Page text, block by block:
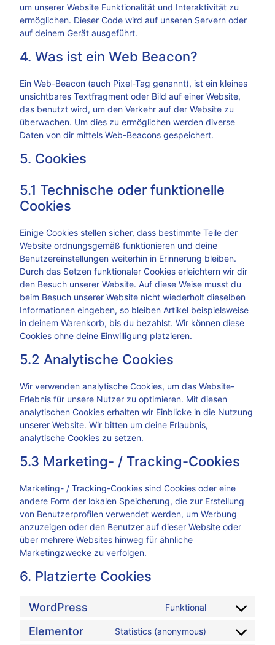
um unserer Website Funktionalität und Interaktivität zu
ermöglichen. Dieser Code wird auf unseren Servern oder
auf deinem Gerät ausgeführt.
4. Was ist ein Web Beacon?
Ein Web-Beacon (auch Pixel-Tag genannt), ist ein kleines
unsichtbares Textfragment oder Bild auf einer Website,
das benutzt wird, um den Verkehr auf der Website zu
überwachen. Um dies zu ermöglichen werden diverse
Daten von dir mittels Web-Beacons gespeichert.
5. Cookies
5.1 Technische oder funktionelle
Cookies
Einige Cookies stellen sicher, dass bestimmte Teile der
Website ordnungsgemäß funktionieren und deine
Benutzereinstellungen weiterhin in Erinnerung bleiben.
Durch das Setzen funktionaler Cookies erleichtern wir dir
den Besuch unserer Website. Auf diese Weise musst du
beim Besuch unserer Website nicht wiederholt dieselben
Informationen eingeben, so bleiben Artikel beispielsweise
in deinem Warenkorb, bis du bezahlst. Wir können diese
Cookies ohne deine Einwilligung platzieren.
5.2 Analytische Cookies
Wir verwenden analytische Cookies, um das Website-
Erlebnis für unsere Nutzer zu optimieren. Mit diesen
analytischen Cookies erhalten wir Einblicke in die Nutzung
unserer Website. Wir bitten um deine Erlaubnis,
analytische Cookies zu setzen.
5.3 Marketing- / Tracking-Cookies
Marketing- / Tracking-Cookies sind Cookies oder eine
andere Form der lokalen Speicherung, die zur Erstellung
von Benutzerprofilen verwendet werden, um Werbung
anzuzeigen oder den Benutzer auf dieser Website oder
über mehrere Websites hinweg für ähnliche
Marketingzwecke zu verfolgen.
6. Platzierte Cookies
WordPress Funktional
Elementor Statistics (anonymous)